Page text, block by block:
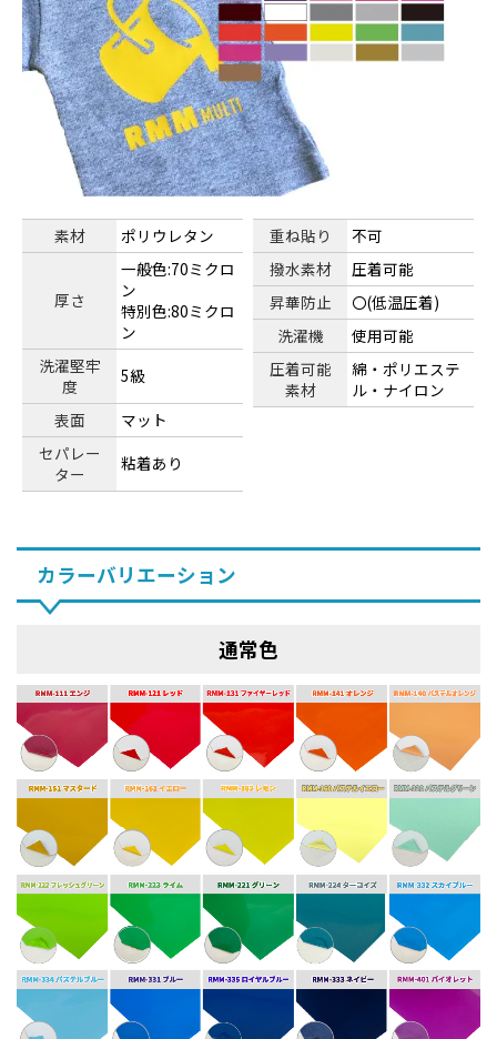
素材 ポリウレタン
厚さ
一般色:70ミクロ
ン
特別色:80ミクロ
ン
洗濯堅牢
度
5級
表面
マット
セパレー
ター
粘着あり
重ね貼り
不可
撥水素材
圧着可能
昇華防止
〇(低温圧着)
洗濯機
使用可能
圧着可能
素材
綿・ポリエステ
ル・ナイロン
カラーバリエーション
通常色